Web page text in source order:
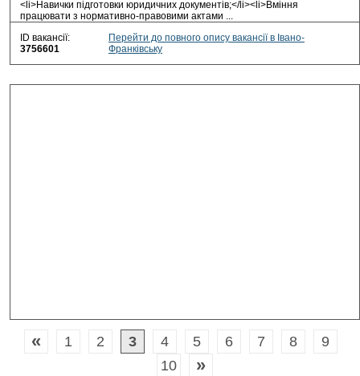
<li>Навички підготовки юридичних документів;</li><li>Вміння
працювати з нормативно-правовими актами ...
ID вакансії:
3756601
Перейти до повного опису вакансії в Івано-
Франківську
« 1 2 3 4 5 6 7 8
9
10
»